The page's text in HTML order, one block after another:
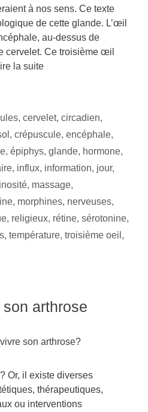
à nos sens. Ce texte
de cette glande. L’œil
au-dessus de
cervelet. Ce troisième œil
la suite
, cervelet, circadien,
, crépuscule, encéphale,
, épiphys, glande, hormone,
, influx, information, jour,
, massage,
, morphines, nerveuses,
, religieux, rétine, sérotonine,
, température, troisième oeil ,
arthrose
Or, il existe diverses
thérapeutiques,
ou interventions